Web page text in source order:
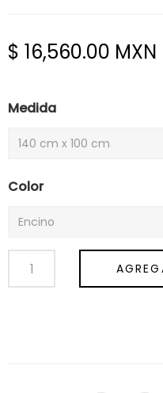
Precio
$ 16,560.00 MXN
Medida
Color